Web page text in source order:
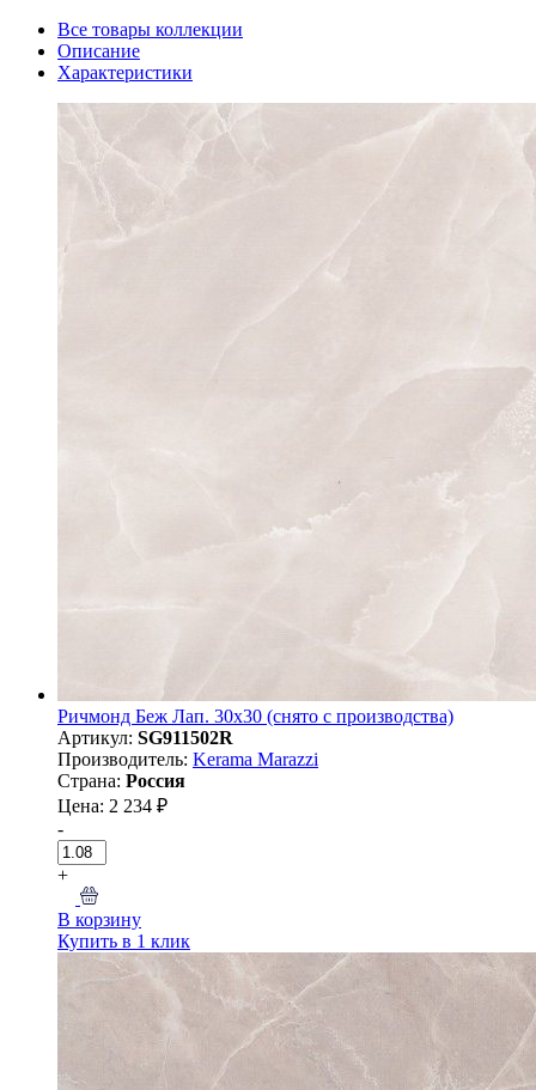
Все товары коллекции
Описание
Характеристики
Ричмонд Беж Лап. 30х30 (снято с производства)
Артикул: SG911502R
Производитель: Kerama Marazzi
Страна: Россия
Цена: 2 234 ₽
-
+
В корзину
Купить в 1 клик